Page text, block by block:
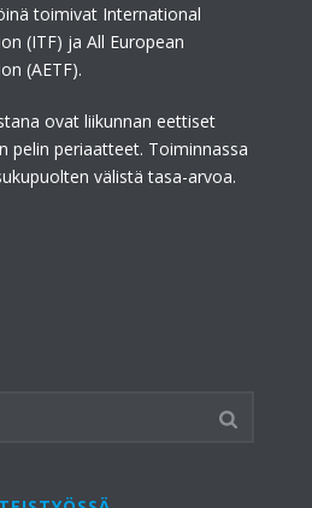
toimivat International
(ITF) ja All European
(AETF).
ovat liikunnan eettiset
pelin periaatteet. Toiminnassa
välistä tasa-arvoa.